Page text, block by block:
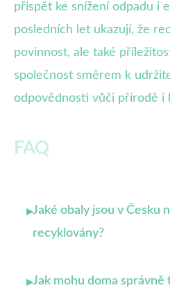
přispět ke snížení odpadu i
posledních let ukazují, že
povinnost, ale také
společnost směrem k
odpovědnosti vůči přírodě i
FAQ
▸Jaké obaly jsou v Česku
recyklovány?
▸Jak mohu doma